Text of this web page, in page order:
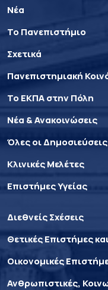
Νέα
Το Πανεπιστήμιο
Σχετικά
Πανεπιστημιακή
Το ΕΚΠΑ στην Πόλη
Νέα & Ανακοινώσεις
Όλες οι Δημοσιεύσεις
Κλινικές Μελέτες
Επιστήμες Υγείας
Διεθνείς Σχέσεις
Θετικές Επιστήμες
Οικονομικές
Ανθρωπιστικές,